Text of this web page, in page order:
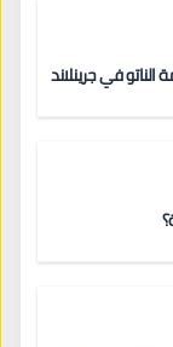
في جرينلاند